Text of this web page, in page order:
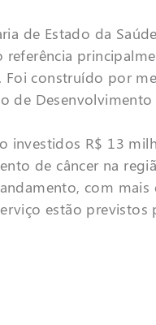
de Estado da
referência
Foi construído por
de
investidos R$ 13
de câncer na
com
estão previstos